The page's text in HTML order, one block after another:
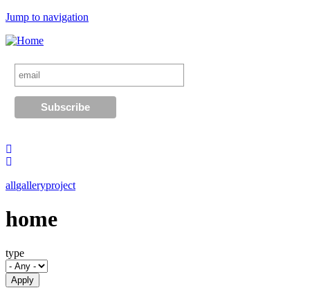
Jump to navigation
allgalleryproject
home
type